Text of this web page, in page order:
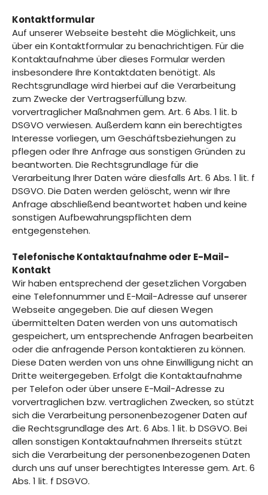
Kontaktformular
Auf unserer Webseite besteht die Möglichkeit, uns
über ein Kontaktformular zu benachrichtigen. Für die
Kontaktaufnahme über dieses Formular werden
insbesondere Ihre Kontaktdaten benötigt. Als
Rechtsgrundlage wird hierbei auf die Verarbeitung
zum Zwecke der Vertragserfüllung bzw.
vorvertraglicher Maßnahmen gem. Art. 6 Abs. 1 lit. b
DSGVO verwiesen. Außerdem kann ein berechtigtes
Interesse vorliegen, um Geschäftsbeziehungen zu
pflegen oder Ihre Anfrage aus sonstigen Gründen zu
beantworten. Die Rechtsgrundlage für die
Verarbeitung Ihrer Daten wäre diesfalls Art. 6 Abs. 1 lit. f
DSGVO. Die Daten werden gelöscht, wenn wir Ihre
Anfrage abschließend beantwortet haben und keine
sonstigen Aufbewahrungspflichten dem
entgegenstehen.
Telefonische Kontaktaufnahme oder E-Mail-
Kontakt
Wir haben entsprechend der gesetzlichen Vorgaben
eine Telefonnummer und E-Mail-Adresse auf unserer
Webseite angegeben. Die auf diesen Wegen
übermittelten Daten werden von uns automatisch
gespeichert, um entsprechende Anfragen bearbeiten
oder die anfragende Person kontaktieren zu können.
Diese Daten werden von uns ohne Einwilligung nicht an
Dritte weitergegeben. Erfolgt die Kontaktaufnahme
per Telefon oder über unsere E-Mail-Adresse zu
vorvertraglichen bzw. vertraglichen Zwecken, so stützt
sich die Verarbeitung personenbezogener Daten auf
die Rechtsgrundlage des Art. 6 Abs. 1 lit. b DSGVO. Bei
allen sonstigen Kontaktaufnahmen Ihrerseits stützt
sich die Verarbeitung der personenbezogenen Daten
durch uns auf unser berechtigtes Interesse gem. Art. 6
Abs. 1 lit. f DSGVO.